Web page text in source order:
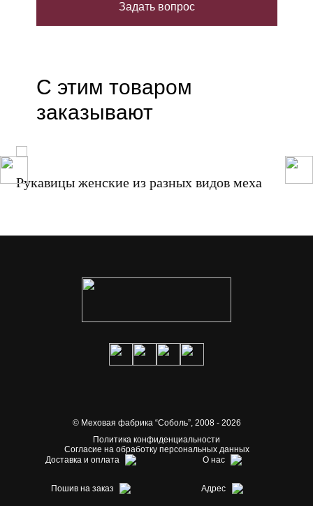
Задать вопрос
С этим товаром
заказывают
Рукавицы женские из разных видов меха
© Меховая фабрика “Соболь”,2008 - 2026
Политика конфиденциальности
Согласие на обработку персональных данных
Доставка и оплата
О нас
Пошив на заказ Адрес